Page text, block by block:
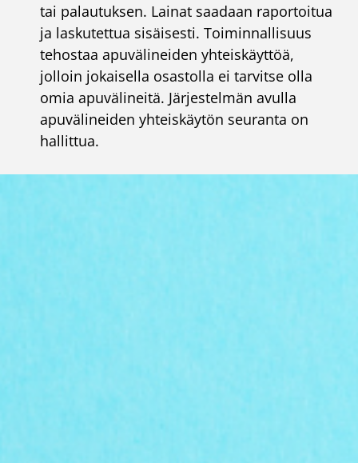
tai palautuksen. Lainat saadaan raportoitua
ja laskutettua sisäisesti. Toiminnallisuus
tehostaa apuvälineiden yhteiskäyttöä,
jolloin jokaisella osastolla ei tarvitse olla
omia apuvälineitä. Järjestelmän avulla
apuvälineiden yhteiskäytön seuranta on
hallittua.